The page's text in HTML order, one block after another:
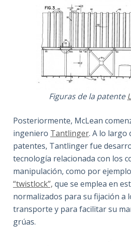
Figuras de la patente
Posteriormente, McLean
ingeniero Tantlinger. A lo largo
patentes, Tantlinger fue
tecnología relacionada con los
manipulación, como por
“twistlock”, que se emplea en
normalizados para su fijación a
transporte y para facilitar su
grúas.